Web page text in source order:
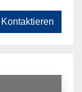
Kontaktieren